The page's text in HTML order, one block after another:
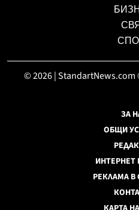
© 2026 |
ЗА
ОБЩИ
ИНТЕРНЕТ
РЕКЛАМА В